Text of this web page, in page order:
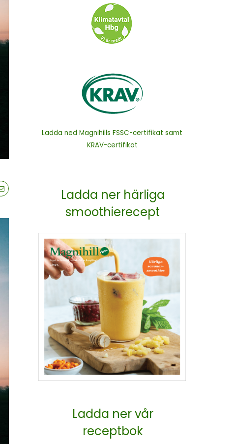
Ladda ned Magnihills FSSC-certifikat samt
KRAV-certifikat
Ladda ner härliga
smoothierecept
Ladda ner vår
receptbok